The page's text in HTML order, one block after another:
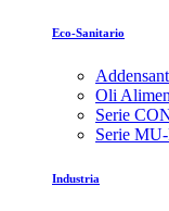
Eco-Sanitario
Oli
Serie
Serie
Industria